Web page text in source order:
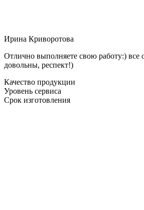
Ирина Криворотова
Отлично выполняете свою работу:) все
довольны, респект!)
Качество продукции
Уровень сервиса
Срок изготовления